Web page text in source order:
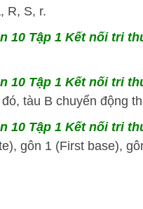
R, S, r.
10 Tập 1 Kết nối tri
10 Tập 1 Kết nối tri
tàu B chuyển động
10 Tập 1 Kết nối tri
gôn 1 (First base),